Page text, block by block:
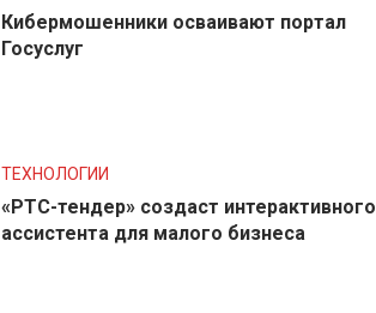
Кибермошенники осваивают портал
Госуслуг
ТЕХНОЛОГИИ
«РТС-тендер» создаст интерактивного
ассистента для малого бизнеса